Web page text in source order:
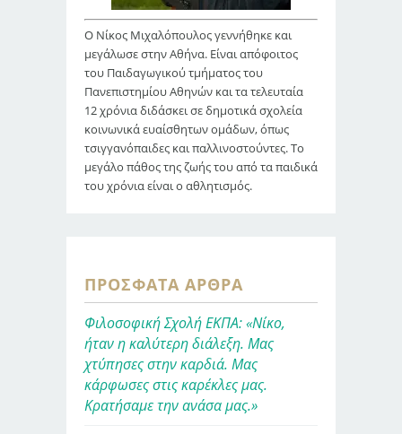
Ο Νίκος Μιχαλόπουλος γεννήθηκε και
μεγάλωσε στην Αθήνα. Είναι απόφοιτος
του Παιδαγωγικού τμήματος του
Πανεπιστημίου Αθηνών και τα τελευταία
12 χρόνια διδάσκει σε δημοτικά σχολεία
κοινωνικά ευαίσθητων ομάδων, όπως
τσιγγανόπαιδες και παλλινοστούντες. Το
μεγάλο πάθος της ζωής του από τα παιδικά
του χρόνια είναι ο αθλητισμός.
ΠΡΌΣΦΑΤΑ ΆΡΘΡΑ
Φιλοσοφική Σχολή ΕΚΠΑ: «Νίκο,
ήταν η καλύτερη διάλεξη. Μας
χτύπησες στην καρδιά. Μας
κάρφωσες στις καρέκλες μας.
Κρατήσαμε την ανάσα μας.»